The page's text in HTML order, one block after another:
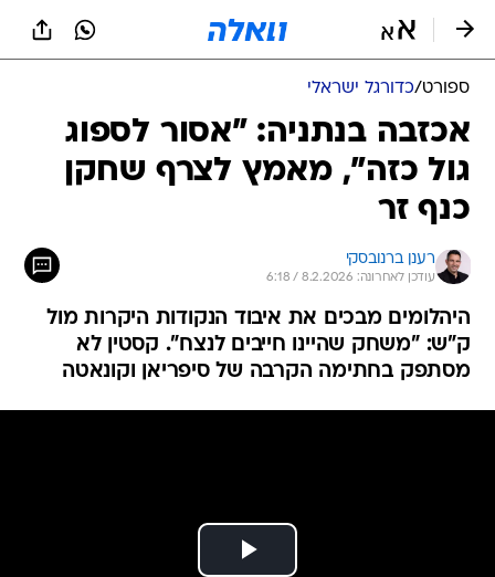
ספורט/כדורגל ישראלי
אכזבה בנתניה: "אסור לספוג
גול כזה", מאמץ לצרף שחקן
כנף זר
רענן ברנובסקי
עודכן לאחרונה: 8.2.2026 / 6:18
היהלומים מבכים את איבוד הנקודות היקרות מול
ק"ש: "משחק שהיינו חייבים לנצח". קסטין לא
מסתפק בחתימה הקרבה של סיפריאן וקונאטה